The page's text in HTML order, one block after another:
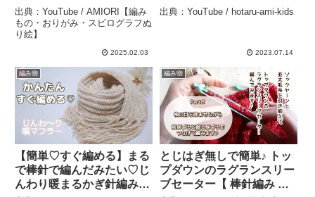
リアふわもこモール –
AMIORI【編みもの・おり
がみ・スピログラフぬり
出典：YouTube / AMIORI【編み
もの・おりがみ・スピログラフぬ
り絵】
2025.02.03
かぎ針編み – hotaru-ami-
出典：YouTube / hotaru-ami-kids
2023.07.14
編み物
【簡単♡すぐ編める】まる
で棒針で編んだみたい♡じ
んわり暖まるかぎ針編みの
編み物
とじはぎ無しで簡単♪ トッ
プダウンのラグランスリー
ブセーター【 棒針編み 】